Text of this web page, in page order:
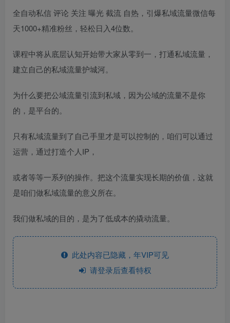
全自动私信 评论 关注 曝光 截流 自热，引爆私域流量微信每
天1000+精准粉丝，轻松日入4位数。
课程中将从底层认知开始带大家从零到一，打通私域流量，
建立自己的私域流量护城河。
为什么要把公域流量引流到私域，因为公域的流量不是你
的，是平台的。
只有私域流量到了自己手里才是可以控制的，咱们可以通过
运营，通过打造个人IP，
或者等等一系列的操作。把这个流量实现长期的价值，这就
是咱们做私域流量的意义所在。
我们做私域的目的，是为了低成本的撬动流量。
此处内容已隐藏，年VIP可见
请登录后查看特权